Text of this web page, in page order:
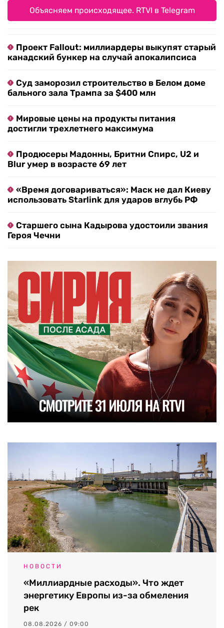
Объясняем происходящее. RTVI в Telegram
Проект Fallout: миллиардеры выкупят старый
канадский бункер на случай апокалипсиса
Суд заморозил строительство в Белом доме
бального зала Трампа за $400 млн
Мировые цены на продукты питания
достигли трехлетнего максимума
Продюсеры Мадонны, Бритни Спирс, U2 и
Blur умер в возрасте 69 лет
«Время договариваться»: Маск не дал Киеву
использовать Starlink для ударов вглубь РФ
Старшего сына Кадырова удостоили звания
Героя Чечни
НОВОСТИ
«Миллиардные расходы». Что ждет
энергетику Европы из-за обмеления
рек
08.08.2026 / 09:00